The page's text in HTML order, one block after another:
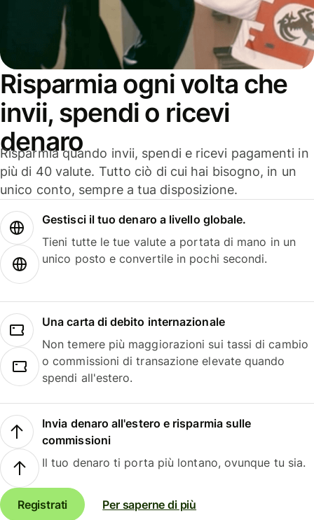
Risparmia ogni volta che
invii, spendi o ricevi
denaro
Risparmia quando invii, spendi e ricevi pagamenti in
più di 40 valute. Tutto ciò di cui hai bisogno, in un
unico conto, sempre a tua disposizione.
Gestisci il tuo denaro a livello globale.
Tieni tutte le tue valute a portata di mano in un
unico posto e convertile in pochi secondi.
Una carta di debito internazionale
Non temere più maggiorazioni sui tassi di cambio
o commissioni di transazione elevate quando
spendi all'estero.
Invia denaro all'estero e risparmia sulle
commissioni
Il tuo denaro ti porta più lontano, ovunque tu sia.
Registrati Per saperne di più